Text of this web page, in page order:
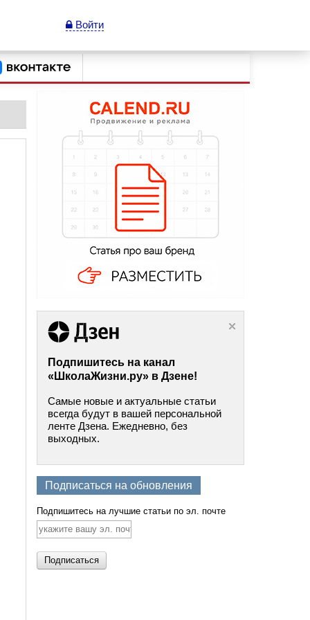
Войти
Подпишитесь на канал
«ШколаЖизни.ру» в Дзене!
Самые новые и актуальные статьи
всегда будут в вашей персональной
ленте Дзена. Ежедневно, без
выходных.
Подписаться на обновления
Подпишитесь на лучшие статьи по эл. почте